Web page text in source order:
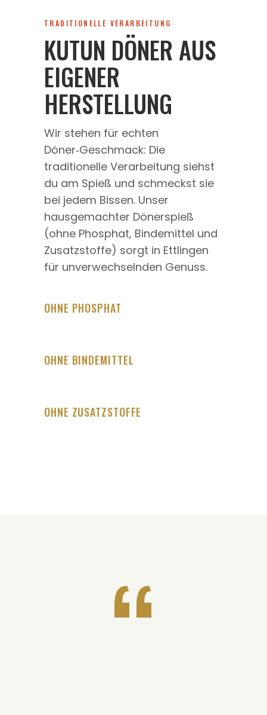
TRADITIONELLE VERARBEITUNG
KUTUN DÖNER AUS
EIGENER
HERSTELLUNG
Wir stehen für echten
Döner‑Geschmack: Die
traditionelle Verarbeitung siehst
du am Spieß und schmeckst sie
bei jedem Bissen. Unser
hausgemachter Dönerspieß
(ohne Phosphat, Bindemittel und
Zusatzstoffe) sorgt in Ettlingen
für unverwechselnden Genuss.
OHNE PHOSPHAT
OHNE BINDEMITTEL
OHNE ZUSATZSTOFFE
“